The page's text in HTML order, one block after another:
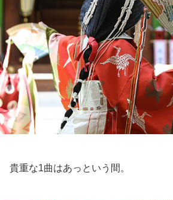
貴重な1曲はあっという間。